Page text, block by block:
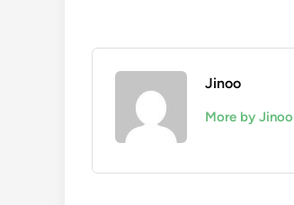
Jinoo
More by Jinoo